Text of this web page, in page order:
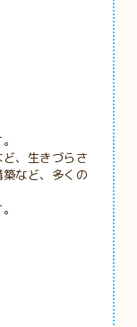
、生きづらさ
など、多くの